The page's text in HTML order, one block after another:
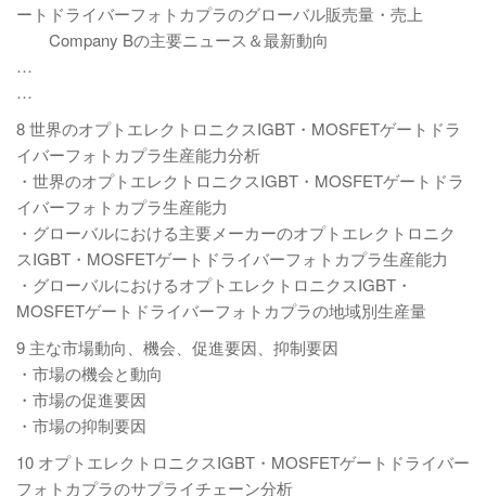
ートドライバーフォトカプラのグローバル販売量・売上
Company Bの主要ニュース＆最新動向
…
…
8 世界のオプトエレクトロニクスIGBT・MOSFETゲートドラ
イバーフォトカプラ生産能力分析
・世界のオプトエレクトロニクスIGBT・MOSFETゲートドラ
イバーフォトカプラ生産能力
・グローバルにおける主要メーカーのオプトエレクトロニク
スIGBT・MOSFETゲートドライバーフォトカプラ生産能力
・グローバルにおけるオプトエレクトロニクスIGBT・
MOSFETゲートドライバーフォトカプラの地域別生産量
9 主な市場動向、機会、促進要因、抑制要因
・市場の機会と動向
・市場の促進要因
・市場の抑制要因
10 オプトエレクトロニクスIGBT・MOSFETゲートドライバー
フォトカプラのサプライチェーン分析